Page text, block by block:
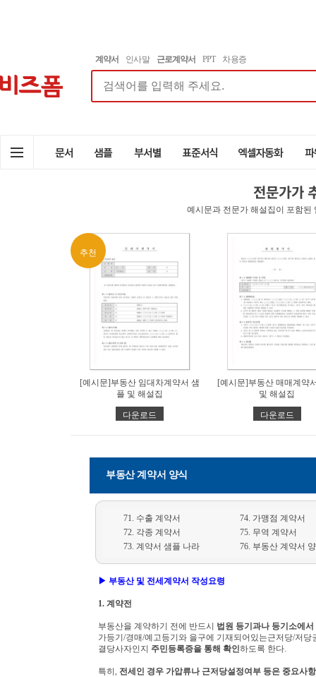
계약서 인사말 근로계약서 PPT 차용증
전문가가
예시문과 전문가 해설집이 포함된
추천
[예시문]부동산 임대차계약서 샘
플 및 해설집
다운로드
[예시문]부동산 매매계약
및 해설집
다운로드
부동산 계약서 양식
71. 수출 계약서
74. 가맹점 계약서
72. 각종 계약서
75. 무역 계약서
73. 계약서 샘플 나라
76. 부동산 계약서
▶ 부동산 및 전세계약서 작성요령
1. 계약전
부동산을 계약하기 전에 반드시
법원 등기과나 등기소에
가등기/경매/예고등기와 을구에 기재되어있는근저당/저
결당사자인지 주민등록증을 통해 확인하도록 한다.
특히, 전세인 경우 가압류나 근저당설정여부 등은 중요사